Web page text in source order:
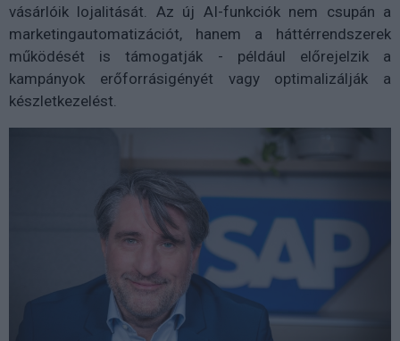
vásárlóik lojalitását. Az új AI-funkciók nem csupán a
marketingautomatizációt, hanem a háttérrendszerek
működését is támogatják - például előrejelzik a
kampányok erőforrásigényét vagy optimalizálják a
készletkezelést.